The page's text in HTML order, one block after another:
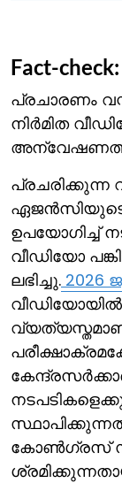
Fact-check:
പ്രചാരണം
നിര്‍മിത
പ്രചരിക്കുന്ന
ഉപയോഗിച്ച്
വീഡിയോ
ലഭിച്ചു. 2026
കോണ്‍ഗ്രസ്